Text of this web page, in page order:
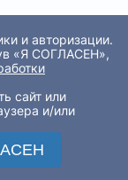
и авторизации.
«Я СОГЛАСЕН»,
сайт или
и/или